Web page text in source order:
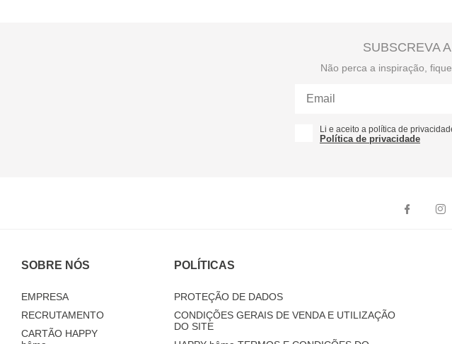
SUBSCREVA
Não perca a inspiração,
Li e aceito a política de
Política de privacidade
SOBRE NÓS
EMPRESA
RECRUTAMENTO
CARTÃO HAPPY
POLÍTICAS
PROTEÇÃO DE DADOS
CONDIÇÕES GERAIS DE VENDA E UTILIZAÇÃO
DO SITE